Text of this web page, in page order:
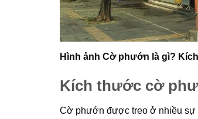
Hình ảnh Cờ phướn là gì?
Kích thước cờ
Cờ phướn được treo ở nhiều sự